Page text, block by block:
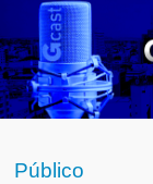
Público